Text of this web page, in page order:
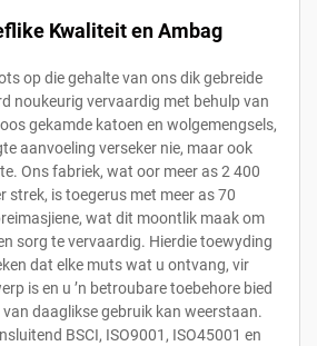
Kwaliteit en Ambag
op die gehalte van ons dik gebreide
noukeurig vervaardig met behulp van
gekamde katoen en wolgemengsels,
aanvoeling verseker nie, maar ook
Ons fabriek, wat oor meer as 2 400
strek, is toegerus met meer as 70
wat dit moontlik maak om
sorg te vervaardig. Hierdie toewyding
dat elke muts wat u ontvang, vir
is en u ’n betroubare toebehore bied
daaglikse gebruik kan weerstaan.
BSCI, ISO9001, ISO45001 en